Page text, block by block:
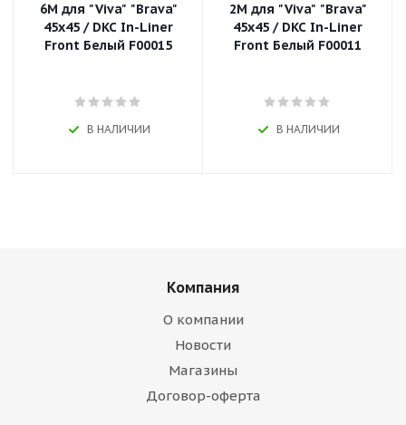
6М для "Viva" "Brava"
45x45 / DKC In-Liner
Front Белый F00015
В НАЛИЧИИ
2М для "Viva" "Brava"
45x45 / DKC In-Liner
Front Белый F00011
В НАЛИЧИИ
Компания
О компании
Новости
Магазины
Договор-оферта